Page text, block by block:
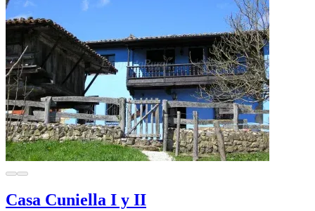
Casa Cuniella I y II